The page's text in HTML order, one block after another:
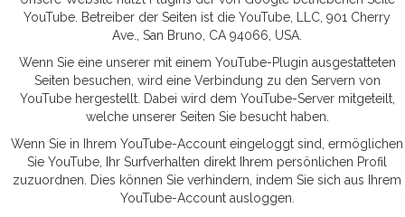
YouTube. Betreiber der Seiten ist die YouTube, LLC, 901 Cherry
Ave., San Bruno, CA 94066, USA.
Wenn Sie eine unserer mit einem YouTube-Plugin ausgestatteten
Seiten besuchen, wird eine Verbindung zu den Servern von
YouTube hergestellt. Dabei wird dem YouTube-Server mitgeteilt,
welche unserer Seiten Sie besucht haben.
Wenn Sie in Ihrem YouTube-Account eingeloggt sind, ermöglichen
Sie YouTube, Ihr Surfverhalten direkt Ihrem persönlichen Profil
zuzuordnen. Dies können Sie verhindern, indem Sie sich aus Ihrem
YouTube-Account ausloggen.